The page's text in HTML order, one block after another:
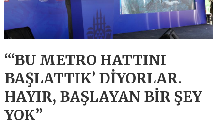
“‘BU METRO HATTINI
BAŞLATTIK’ DİYORLAR.
HAYIR, BAŞLAYAN BİR ŞEY
YOK”